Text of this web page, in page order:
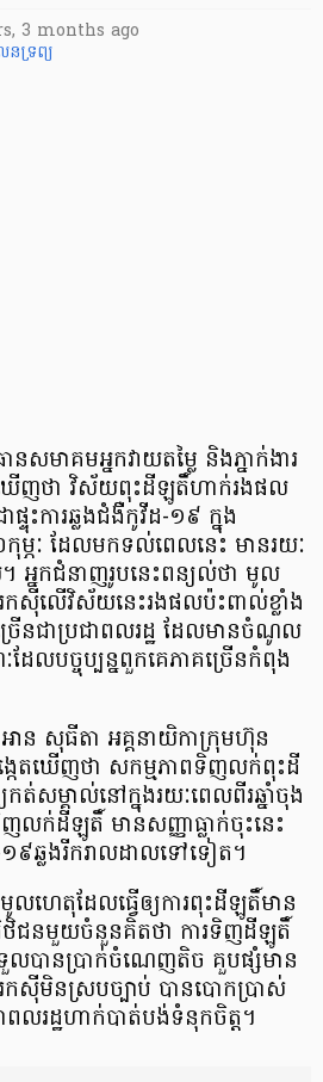
3 months ago
ទ្រព្យ
មាគម​អ្នក​វាយតម្លៃ និង​ភ្នាក់ងារ​
ឃើញ​ថា វិស័យ​ពុះ​ដី​ឡូ​តិ៍​ហាក់​រង​ផល​
ទុះ​ការ​ឆ្លង​ជំងឺ​កូ​វី​ដ​-១៩ ក្នុង​
ភៈ ដែល​មក​ទល់​ពេល​នេះ មាន​រយៈ
អ្នកជំនាញ​រូប​នេះ​ពន្យល់​ថា មូល
កស៊ី​លើ​វិស័យ​នេះ​រង​ផល​ប៉ះពាល់​ខ្លាំង
ើន​ជា​ប្រជាពលរដ្ឋ ដែល​មាន​ចំណូល​
ល​បច្ចុប្បន្ន​ពួក​គេ​ភាគច្រើន​កំពុង​
ាន សុធី​តា អគ្គ​នាយិកា​ក្រុមហ៊ុន
េត​ឃើញ​ថា សកម្មភាព​ទិញ​លក់​ពុះ​ដី​
កត់សម្គាល់​នៅ​ក្នុង​រយៈពេល​ពីរ​ឆ្នាំ​ចុង​
លក់​ដី​ឡូ​តិ៍ មាន​សញ្ញា​ធ្លាក់​ចុះ​នេះ
៩​ឆ្លង​រីក​រាលដាល​ទៅ​ទៀត​។
លហេតុ​ដែល​ធ្វើ​ឲ្យ​ការ​ពុះ​ដី​ឡូ​តិ៍​មាន
ថិជន​មួយ​ចំនួន​គិត​ថា ការ​ទិញ​ដី​ឡូ​តិ៍​
បាន​ប្រាក់​ចំណេញ​តិច គួប​ផ្សំ​មាន​
ស៊ី​មិន​ស្របច្បាប់ បាន​បោកប្រាស់​
ពលរដ្ឋ​ហាក់​បាត់បង់​ទំនុកចិត្ត​។